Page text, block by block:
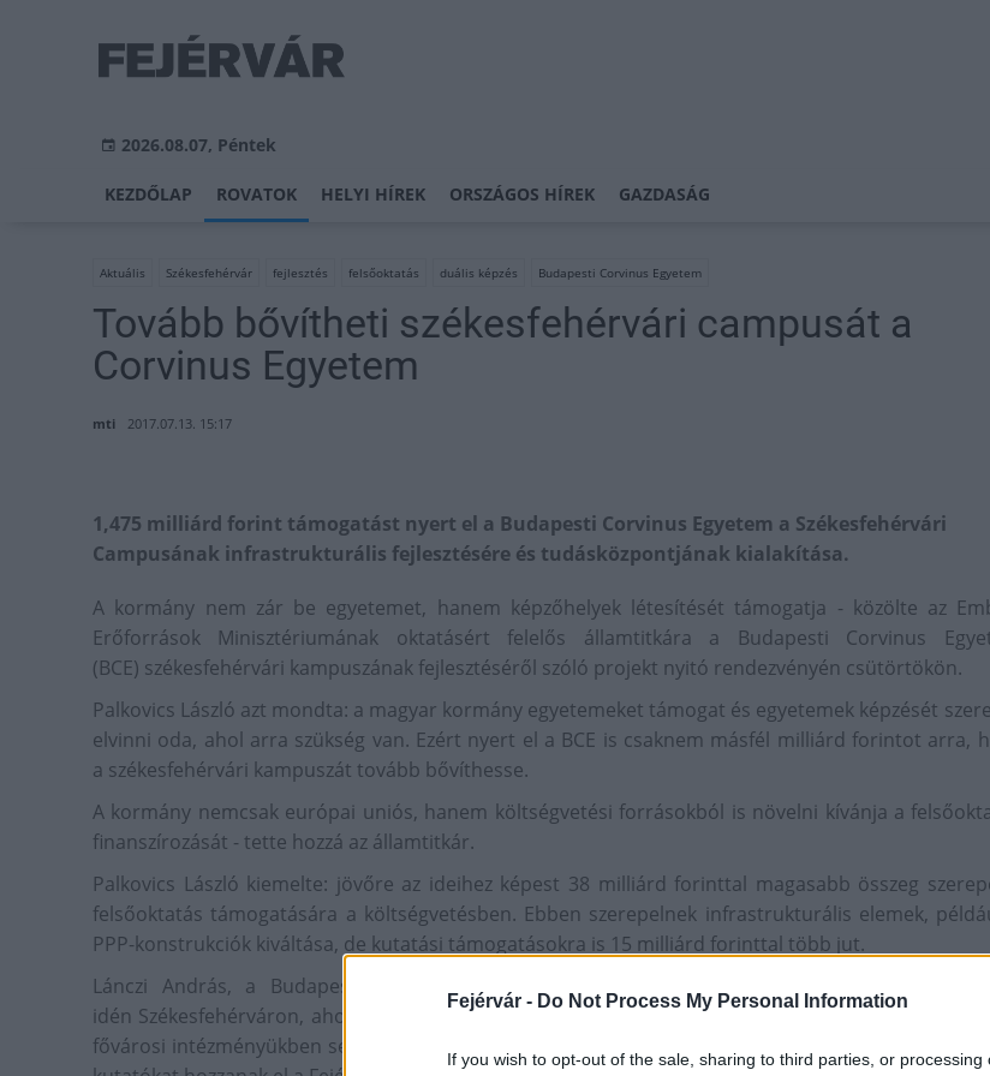
Fejérvár - Do Not Process My Personal Information
If you wish to opt-out of the sale, sharing to third parties, or processing
2026.08.07, Péntek
KEZDŐLAP ROVATOK HELYI HÍREK ORSZÁGOS HÍREK GAZDASÁG
Aktuális Székesfehérvár fejlesztés felsőoktatás duális képzés Budapesti Corvinus Egyetem
Tovább bővítheti székesfehérvári campusát a
Corvinus Egyetem
mti 2017.07.13. 15:17
1,475 milliárd forint támogatást nyert el a Budapesti Corvinus Egyetem a Székesfehérvári
Campusának infrastrukturális fejlesztésére és tudásközpontjának kialakítása.
A kormány nem zár be egyetemet, hanem képzőhelyek létesítését támogatja - közölte az
Erőforrások Minisztériumának oktatásért felelős államtitkára a Budapesti Corvinus
(BCE) székesfehérvári kampuszának fejlesztéséről szóló projekt nyitó rendezvényén csütörtökön.
Palkovics László azt mondta: a magyar kormány egyetemeket támogat és egyetemek képzését
elvinni oda, ahol arra szükség van. Ezért nyert el a BCE is csaknem másfél milliárd forintot arra,
a székesfehérvári kampuszát tovább bővíthesse.
A kormány nemcsak európai uniós, hanem költségvetési forrásokból is növelni kívánja a
finanszírozását - tette hozzá az államtitkár.
Palkovics László kiemelte: jövőre az ideihez képest 38 milliárd forinttal magasabb összeg
felsőoktatás támogatására a költségvetésben. Ebben szerepelnek infrastrukturális elemek,
PPP-konstrukciók kiváltása, de kutatási támogatásokra is 15 milliárd forinttal több jut.
Lánczi András, a Budapesti Corvinus Egyetem rektora elmondta: második évüket kezdik
idén Székesfehérváron, ahol kampuszukat olyan képzésekkel szeretnék még vonzóbbá tenni,
fővárosi intézményükben sem elérhetőek jelenleg. Céljuk az is, hogy nemzetközileg jegyzett